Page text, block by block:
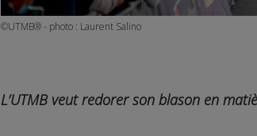
©UTMB® - photo : Laurent Salino
L’UTMB veut redorer son blason en